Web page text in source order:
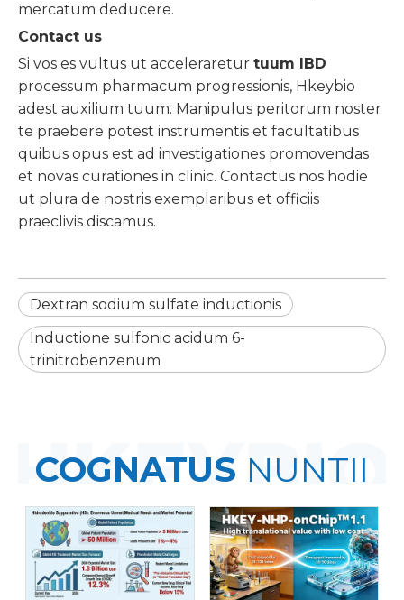
mercatum deducere.
Contact us
Si vos es vultus ut acceleraretur tuum IBD
processum pharmacum progressionis, Hkeybio
adest auxilium tuum. Manipulus peritorum noster
te praebere potest instrumentis et facultatibus
quibus opus est ad investigationes promovendas
et novas curationes in clinic. Contactus nos hodie
ut plura de nostris exemplaribus et officiis
praeclivis discamus.
Dextran sodium sulfate inductionis
Inductione sulfonic acidum 6-
trinitrobenzenum
COGNATUS NUNTII